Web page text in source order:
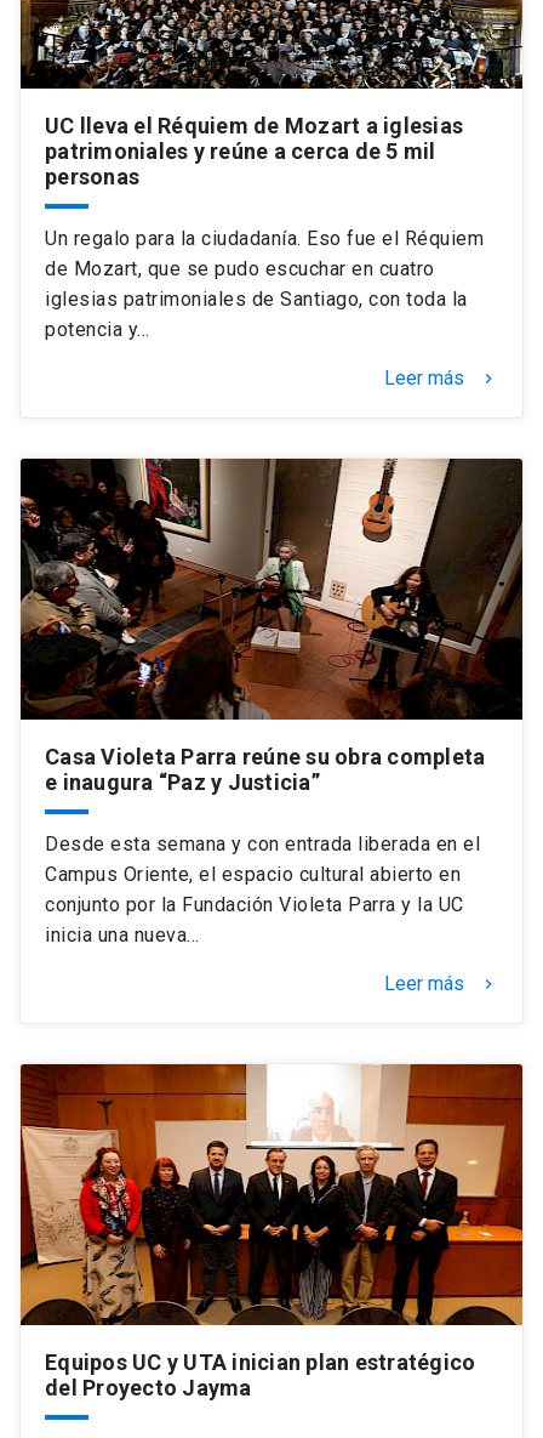
UC lleva el Réquiem de Mozart a iglesias
patrimoniales y reúne a cerca de 5 mil
personas
Un regalo para la ciudadanía. Eso fue el Réquiem
de Mozart, que se pudo escuchar en cuatro
iglesias patrimoniales de Santiago, con toda la
potencia y…
Leer más keyboard_arrow_right
Casa Violeta Parra reúne su obra completa
e inaugura “Paz y Justicia”
Desde esta semana y con entrada liberada en el
Campus Oriente, el espacio cultural abierto en
conjunto por la Fundación Violeta Parra y la UC
inicia una nueva…
Leer más keyboard_arrow_right
Equipos UC y UTA inician plan estratégico
del Proyecto Jayma